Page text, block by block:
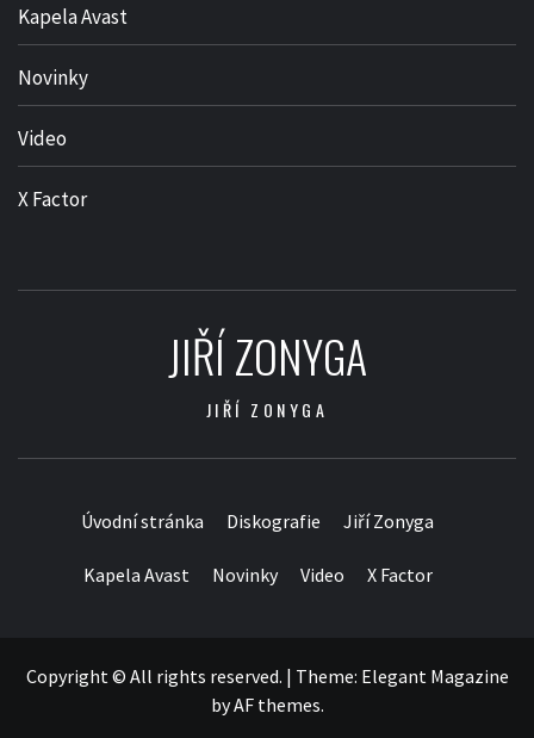
Kapela Avast
Novinky
Video
X Factor
JIŘÍ ZONYGA
JIŘÍ ZONYGA
Úvodní stránka Diskografie Jiří Zonyga
Kapela Avast Novinky Video X Factor
Copyright © All rights reserved. | Theme: Elegant Magazine
byAF themes.